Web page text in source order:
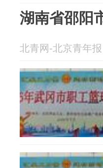
湖南省邵阳
北青网-北京青年